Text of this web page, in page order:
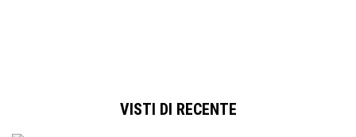
VISTI DI RECENTE